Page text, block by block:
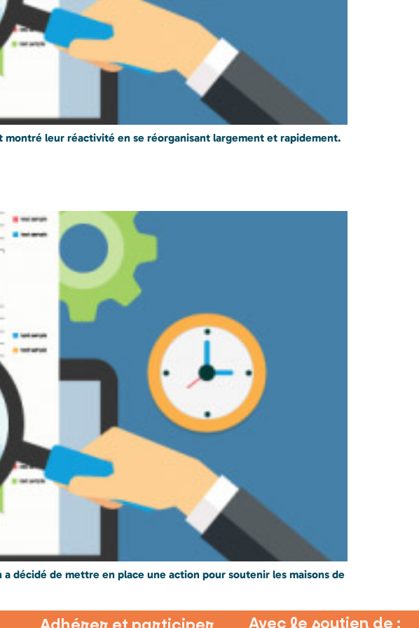
montré leur réactivité en se réorganisant largement et rapidement.
décidé de mettre en place une action pour soutenir les maisons de
Avec le soutien de :